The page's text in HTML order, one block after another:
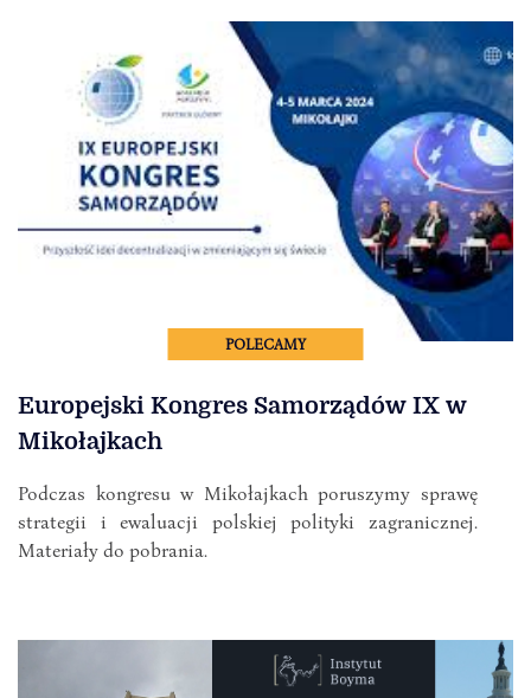
POLECAMY
Europejski Kongres Samorządów IX w
Mikołajkach
Podczas kongresu w Mikołajkach poruszymy sprawę
strategii i ewaluacji polskiej polityki zagranicznej.
Materiały do pobrania.